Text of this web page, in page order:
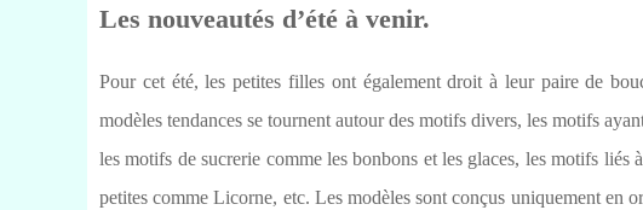
Les nouveautés d’été à venir.
Pour cet été, les petites filles ont également droit à leur paire de
modèles tendances se tournent autour des motifs divers, les motifs
les motifs de sucrerie comme les bonbons et les glaces, les motifs liés
petites comme Licorne, etc. Les modèles sont conçus uniquement en